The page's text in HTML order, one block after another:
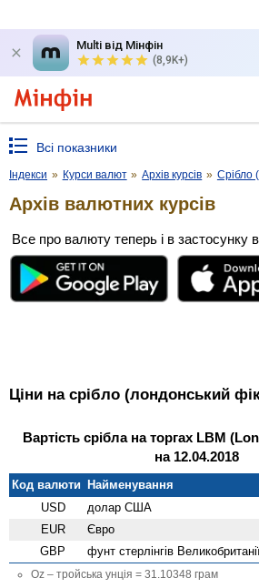
Multi від Мінфін
(8,9K+)
Всі показники
Індекси » Курси валют » Архів курсів » Срібло
Архів валютних курсів
Все про валюту теперь і в застосунку
Ціни на срібло (лондонський
Вартість срібла на торгах LBM
на 12.04.2018
Код валюти Найменування
USD
долар США
EUR Євро
GBP фунт стерлінгів
Oz – тройська унція = 31.10348 грам